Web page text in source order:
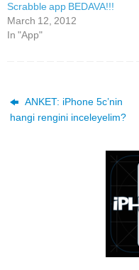
Scrabble app BEDAVA!!!
March 12, 2012
In "App"
ANKET: iPhone 5c’nin
hangi rengini inceleyelim?